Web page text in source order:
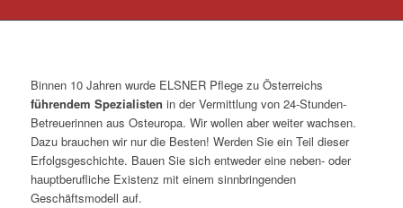
Binnen 10 Jahren wurde ELSNER Pflege zu Österreichs
führendem Spezialisten in der Vermittlung von 24-Stunden-
Betreuerinnen aus Osteuropa. Wir wollen aber weiter wachsen.
Dazu brauchen wir nur die Besten! Werden Sie ein Teil dieser
Erfolgsgeschichte. Bauen Sie sich entweder eine neben- oder
hauptberufliche Existenz mit einem sinnbringenden
Geschäftsmodell auf.